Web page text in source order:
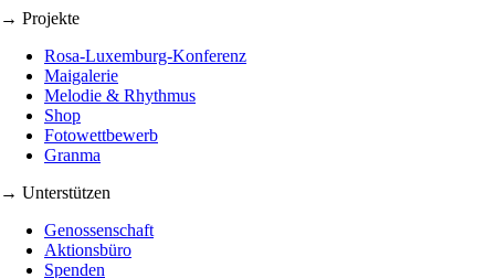
→ Projekte
Rosa-Luxemburg-Konferenz
Maigalerie
Melodie & Rhythmus
Shop
Fotowettbewerb
Granma
→ Unterstützen
Genossenschaft
Aktionsbüro
Spenden